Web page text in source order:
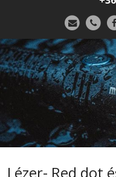
Lézer- Red dot